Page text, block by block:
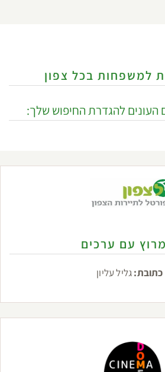
למשפחות בכל צפון
להגדרת החיפוש שלך:
כתובת:גליל עליון